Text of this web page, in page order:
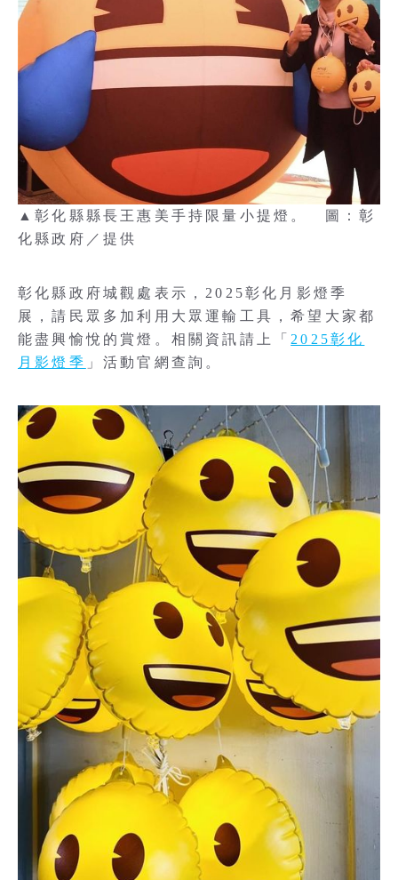
▲彰化縣縣長王惠美手持限量小提燈。 圖：彰
化縣政府／提供
彰化縣政府城觀處表示，2025彰化月影燈季
展，請民眾多加利用大眾運輸工具，希望大家都
能盡興愉悅的賞燈。相關資訊請上「 2025彰化
月影燈季 」活動官網查詢。